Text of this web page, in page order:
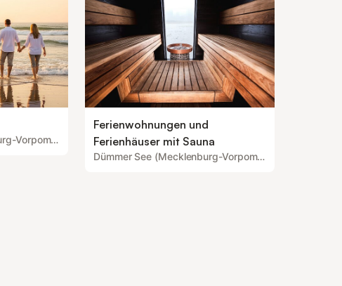
Dümmer See (Mecklenburg-Vorpommern)
Ferienwohnungen und
Ferienhäuser mit Sauna
Dümmer See (Mecklenburg-Vorpommern)